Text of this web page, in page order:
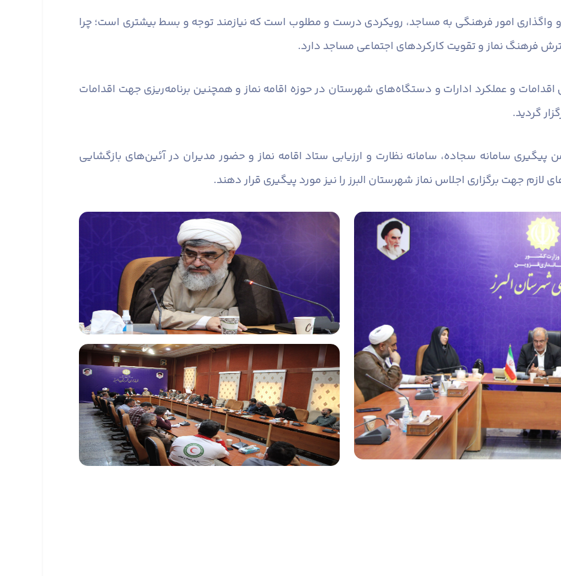
امور فرهنگی به مساجد، رویکردی درست و مطلوب است که نیازمند توجه و بسط بیشتری است؛ چرا
فرهنگ نماز و تقویت کارکردهای اجتماعی مساجد دارد.
اقدامات و عملکرد ادارات و دستگاه‌های شهرستان در حوزه اقامه نماز و همچنین برنامه‌ریزی جهت اقدامات
گردید.
پیگیری سامانه سجاده، سامانه نظارت و ارزیابی ستاد اقامه نماز و حضور مدیران در آئین‌های بازگشایی
لازم جهت برگزاری اجلاس نماز شهرستان البرز را نیز مورد پیگیری قرار دهند.